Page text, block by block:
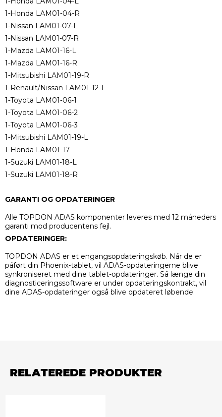
1-Honda LAM01-04-R
1-Nissan LAM01-07-L
1-Nissan LAM01-07-R
1-Mazda LAM01-16-L
1-Mazda LAM01-16-R
1-Mitsubishi LAM01-19-R
1-Renault/Nissan LAM01-12-L
1-Toyota LAM01-06-1
1-Toyota LAM01-06-2
1-Toyota LAM01-06-3
1-Mitsubishi LAM01-19-L
1-Honda LAM01-17
1-Suzuki LAM01-18-L
1-Suzuki LAM01-18-R
GARANTI OG OPDATERINGER
Alle TOPDON ADAS komponenter leveres med 12 måneders
garanti mod producentens fejl.
OPDATERINGER:
TOPDON ADAS er et engangsopdateringskøb. Når de er
påført din Phoenix-tablet, vil ADAS-opdateringerne blive
synkroniseret med dine tablet-opdateringer. Så længe din
diagnosticeringssoftware er under opdateringskontrakt, vil
dine ADAS-opdateringer også blive opdateret løbende.
RELATEREDE PRODUKTER